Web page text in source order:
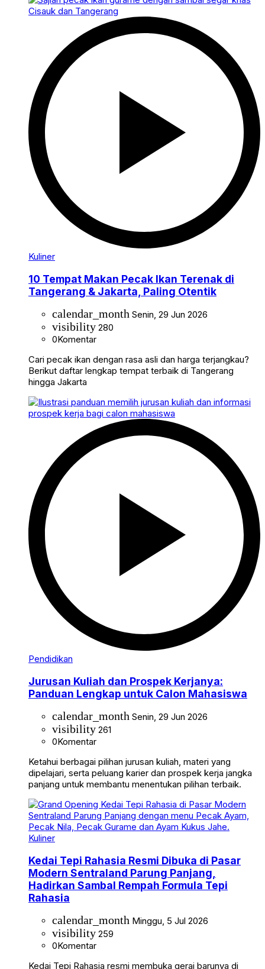
Kuliner
10 Tempat Makan Pecak Ikan Terenak di
Tangerang & Jakarta, Paling Otentik
calendar_month Senin, 29 Jun 2026
visibility 280
0Komentar
Cari pecak ikan dengan rasa asli dan harga terjangkau?
Berikut daftar lengkap tempat terbaik di Tangerang
hingga Jakarta
Pendidikan
Jurusan Kuliah dan Prospek Kerjanya:
Panduan Lengkap untuk Calon Mahasiswa
calendar_month Senin, 29 Jun 2026
visibility 261
0Komentar
Ketahui berbagai pilihan jurusan kuliah, materi yang
dipelajari, serta peluang karier dan prospek kerja jangka
panjang untuk membantu menentukan pilihan terbaik.
Kuliner
Kedai Tepi Rahasia Resmi Dibuka di Pasar
Modern Sentraland Parung Panjang,
Hadirkan Sambal Rempah Formula Tepi
Rahasia
calendar_month Minggu, 5 Jul 2026
visibility 259
0Komentar
Kedai Tepi Rahasia resmi membuka gerai barunya di